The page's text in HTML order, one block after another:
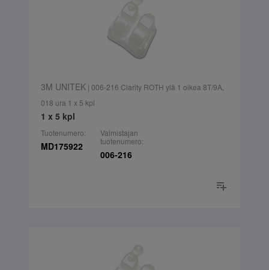
3M UNITEK| 006-216 Clarity ROTH ylä 1 oikea 8T/9A,
018 ura 1 x 5 kpl
1 x 5 kpl
Tuotenumero:
MD175922
Valmistajan
tuotenumero:
006-216